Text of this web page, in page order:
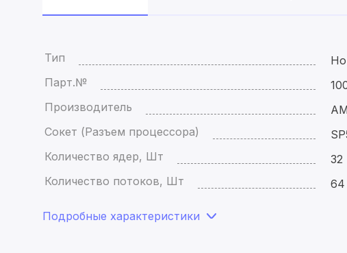
Тип
Парт.№
Производитель
Сокет (Разъем процессора)
Количество ядер, Шт
32
Количество потоков, Шт
64
Подробные характеристики